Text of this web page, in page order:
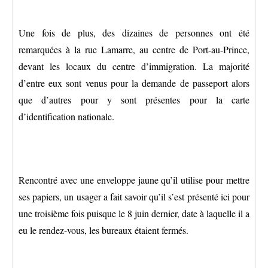
Une fois de plus, des dizaines de personnes ont été
remarquées à la rue Lamarre, au centre de Port-au-Prince,
devant les locaux du centre d’immigration. La majorité
d’entre eux sont venus pour la demande de passeport alors
que d’autres pour y sont présentes pour la carte
d’identification nationale.
Rencontré avec une enveloppe jaune qu’il utilise pour mettre
ses papiers, un usager a fait savoir qu’il s’est présenté ici pour
une troisième fois puisque le 8 juin dernier, date à laquelle il a
eu le rendez-vous, les bureaux étaient fermés.